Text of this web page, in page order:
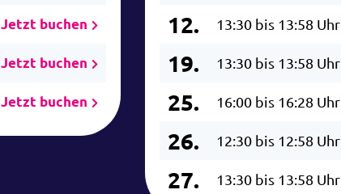
Jetzt buchen
Jetzt buchen
Jetzt buchen
12. 13:30 bis 13:58 Uhr
19. 13:30 bis 13:58 Uhr
25. 16:00 bis 16:28 Uhr
26. 12:30 bis 12:58 Uhr
27. 13:30 bis 13:58 Uhr